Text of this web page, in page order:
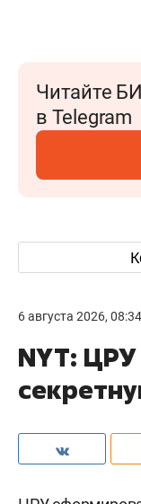
Читайте
в Telegram
6 августа 2026, 08:34
NYT: